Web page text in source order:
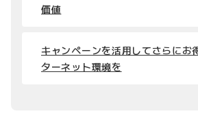
価値
キャンペーンを活用してさらにお
ターネット環境を